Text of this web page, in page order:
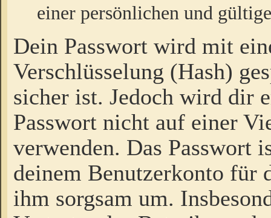
einer persönlichen und
Dein Passwort wird mit
Verschlüsselung (Hash)
sicher ist. Jedoch wird dir
Passwort nicht auf einer
verwenden. Das Passwort
deinem Benutzerkonto für
ihm sorgsam um.